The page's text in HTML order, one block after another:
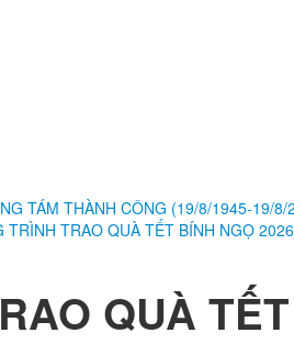
TÁM THÀNH CÔNG (19/8/1945-19/